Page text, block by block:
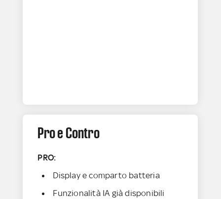
Pro e Contro
PRO:
Display e comparto batteria
Funzionalità IA già disponibili